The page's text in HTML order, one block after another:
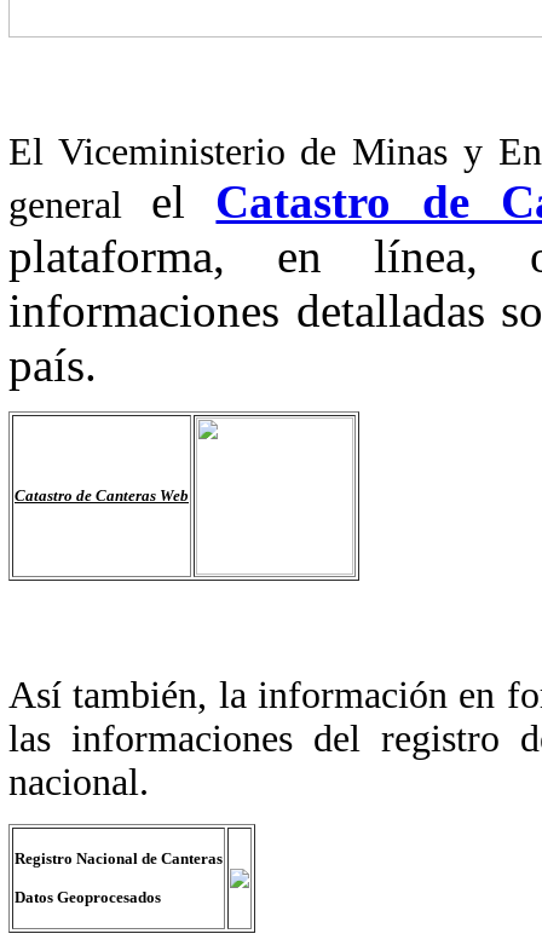
El Viceministerio de Minas y
general el Catastro de
plataforma, en línea,
informaciones detalladas
país.
Catastro de Canteras Web
Así también, la información en
las informaciones del registro
nacional.
Registro Nacional de Canteras
Datos Geoprocesados